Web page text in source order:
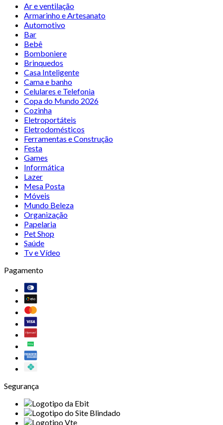
Ar e ventilação
Armarinho e Artesanato
Automotivo
Bar
Bebê
Bomboniere
Brinquedos
Casa Inteligente
Cama e banho
Celulares e Telefonia
Copa do Mundo 2026
Cozinha
Eletroportáteis
Eletrodomésticos
Ferramentas e Construção
Festa
Games
Informática
Lazer
Mesa Posta
Móveis
Mundo Beleza
Organização
Papelaria
Pet Shop
Saúde
Tv e Vídeo
Pagamento
Segurança